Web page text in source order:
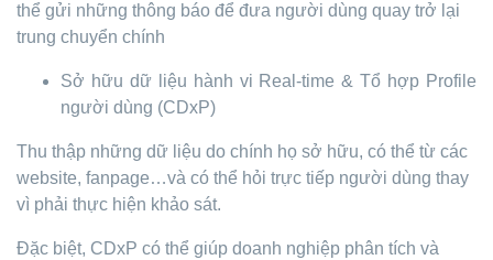
thể gửi những thông báo để đưa người dùng quay trở lại
trung chuyển chính
Sở hữu dữ liệu hành vi Real-time & Tổ hợp Profile
người dùng (CDxP)
Thu thập những dữ liệu do chính họ sở hữu, có thể từ các
website, fanpage…và có thể hỏi trực tiếp người dùng thay
vì phải thực hiện khảo sát.
Đặc biệt, CDxP có thể giúp doanh nghiệp phân tích và